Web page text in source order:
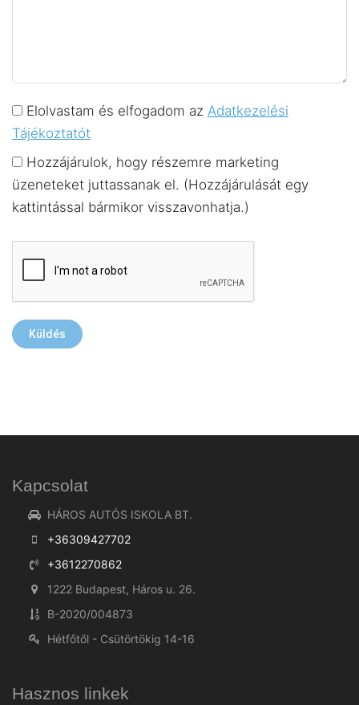
Elolvastam és elfogadom az Adatkezelési
Tájékoztatót
Hozzájárulok, hogy részemre marketing
üzeneteket juttassanak el. (Hozzájárulását egy
kattintással bármikor visszavonhatja.)
Kapcsolat
HÁROS AUTÓS ISKOLA BT.
+36309427702
+3612270862
1222 Budapest, Háros u. 26.
B-2020/004873
Hétfőtől - Csütörtökig 14-16
Hasznos linkek